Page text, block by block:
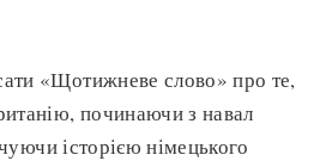
«Щотижневе слово» про те,
починаючи з навал
історією німецького